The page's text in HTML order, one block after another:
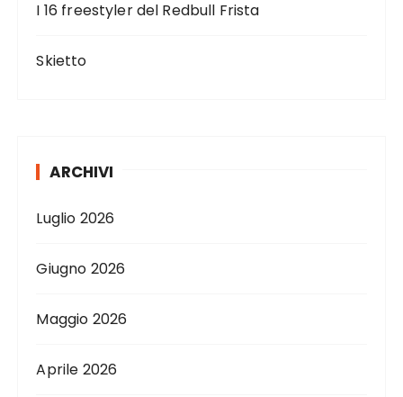
I 16 freestyler del Redbull Frista
Skietto
ARCHIVI
Luglio 2026
Giugno 2026
Maggio 2026
Aprile 2026